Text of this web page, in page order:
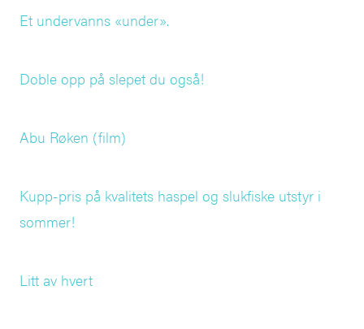
Et undervanns «under».
Doble opp på slepet du også!
Abu Røken (film)
Kupp-pris på kvalitets haspel og slukfiske utstyr i
sommer!
Litt av hvert